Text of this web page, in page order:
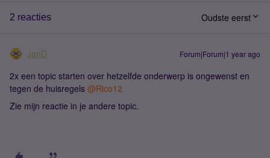
2 reacties Oudste eerst
JanD Forum|Forum|1 year ago
2x een topic starten over hetzelfde onderwerp is ongewenst en
tegen de huisregels @Rico12
Zie mijn reactie in je andere topic.